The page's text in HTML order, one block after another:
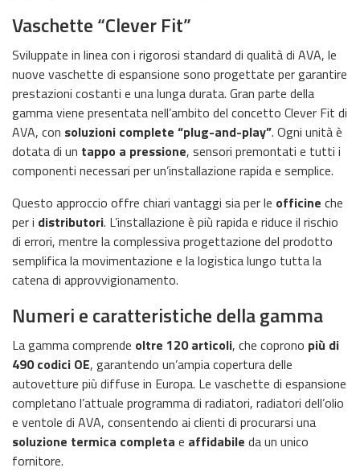
Vaschette “Clever Fit”
Sviluppate in linea con i rigorosi standard di qualità di AVA, le
nuove vaschette di espansione sono progettate per garantire
prestazioni costanti e una lunga durata. Gran parte della
gamma viene presentata nell’ambito del concetto Clever Fit di
AVA, con soluzioni complete “plug-and-play”. Ogni unità è
dotata di un tappo a pressione, sensori premontati e tutti i
componenti necessari per un’installazione rapida e semplice.
Questo approccio offre chiari vantaggi sia per le officine che
per i distributori. L’installazione è più rapida e riduce il rischio
di errori, mentre la complessiva progettazione del prodotto
semplifica la movimentazione e la logistica lungo tutta la
catena di approvvigionamento.
Numeri e caratteristiche della gamma
La gamma comprende oltre 120 articoli, che coprono più di
490 codici OE, garantendo un’ampia copertura delle
autovetture più diffuse in Europa. Le vaschette di espansione
completano l’attuale programma di radiatori, radiatori dell’olio
e ventole di AVA, consentendo ai clienti di procurarsi una
soluzione termica completa e affidabile da un unico
fornitore.